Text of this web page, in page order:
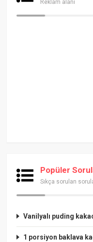
Reklam alanı
Popüler
Sıkça sorulan
Vanilyalı puding
1 porsiyon baklava